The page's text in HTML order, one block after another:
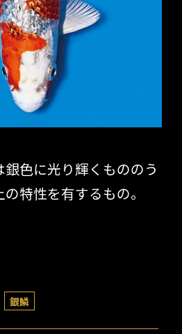
色に光り輝くもののう
特性を有するもの。
銀鱗